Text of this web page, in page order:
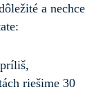
a nechce
riešime 30